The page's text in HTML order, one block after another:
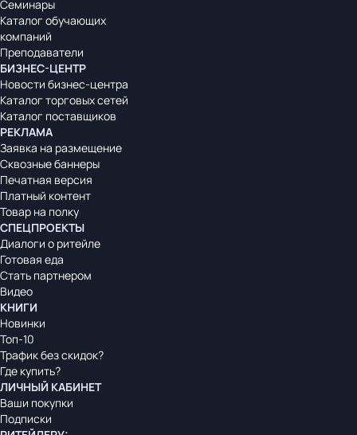
Семинары
Каталог обучающих
компаний
Преподаватели
БИЗНЕС-ЦЕНТР
Новости бизнес-центра
Каталог торговых сетей
Каталог поставщиков
РЕКЛАМА
Заявка на размещение
Сквозные баннеры
Печатная версия
Платный контент
Товар на полку
СПЕЦПРОЕКТЫ
Диалоги о ритейле
Готовая еда
Стать партнером
Видео
КНИГИ
Новинки
Топ-10
Трафик без скидок?
Где купить?
ЛИЧНЫЙ КАБИНЕТ
Ваши покупки
Подписки